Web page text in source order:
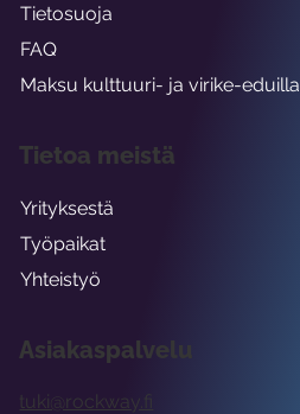
Asiakaspalvelu
tuki@rockway.fi
Tietosuoja
FAQ
Maksu kulttuuri- ja virike-eduilla
Tietoa meistä
Yrityksestä
Työpaikat
Yhteistyö